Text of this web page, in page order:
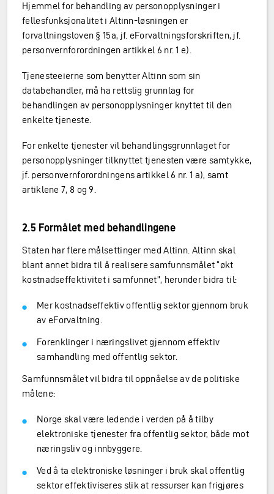
Hjemmel for behandling av personopplysninger i
fellesfunksjonalitet i Altinn-løsningen er
forvaltningsloven § 15a, jf. eForvaltningsforskriften, jf.
personvernforordningen artikkel 6 nr. 1 e).
Tjenesteeierne som benytter Altinn som sin
databehandler, må ha rettslig grunnlag for
behandlingen av personopplysninger knyttet til den
enkelte tjeneste.
For enkelte tjenester vil behandlingsgrunnlaget for
personopplysninger tilknyttet tjenesten være samtykke,
jf. personvernforordningens artikkel 6 nr. 1 a), samt
artiklene 7, 8 og 9.
2.5 Formålet med behandlingene
Staten har flere målsettinger med Altinn. Altinn skal
blant annet bidra til å realisere samfunnsmålet “økt
kostnadseffektivitet i samfunnet”, herunder bidra til:
Mer kostnadseffektiv offentlig sektor gjennom bruk
av eForvaltning.
Forenklinger i næringslivet gjennom effektiv
samhandling med offentlig sektor.
Samfunnsmålet vil bidra til oppnåelse av de politiske
målene:
Norge skal være ledende i verden på å tilby
elektroniske tjenester fra offentlig sektor, både mot
næringsliv og innbyggere.
Ved å ta elektroniske løsninger i bruk skal offentlig
sektor effektiviseres slik at ressurser kan frigjøres